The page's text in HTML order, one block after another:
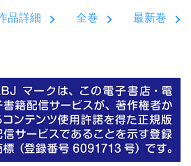
品詳細 全巻 最新巻